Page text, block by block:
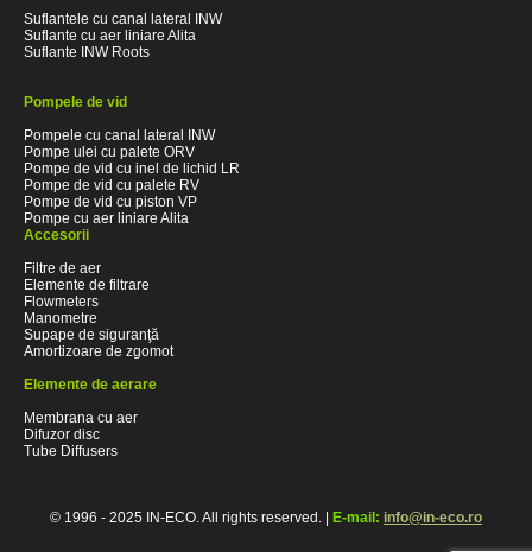
Suflantele cu canal lateral INW
Suflante cu aer liniare Alita
Suflante INW Roots
Pompele de vid
Pompele cu canal lateral INW
Pompe ulei cu palete ORV
Pompe de vid cu inel de lichid LR
Pompe de vid cu palete RV
Pompe de vid cu piston VP
Pompe cu aer liniare Alita
Accesorii
Filtre de aer
Elemente de filtrare
Flowmeters
Manometre
Supape de siguranţă
Amortizoare de zgomot
Elemente de aerare
Membrana cu aer
Difuzor disc
Tube Diffusers
© 1996 - 2025 IN-ECO. All rights reserved. | E-mail: info@in-eco.ro